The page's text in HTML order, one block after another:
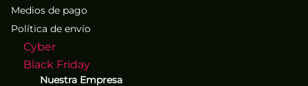
Medios de pago
Política de envío
Cyber
Black Friday
Nuestra Empresa